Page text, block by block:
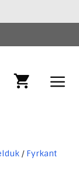
/ Fyrkant